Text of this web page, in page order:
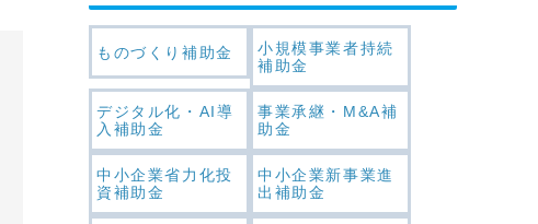
ものづくり補助金
小規模事業者持続
補助金
デジタル化・AI導
入補助金
事業承継・M&A補
助金
中小企業省力化投
資補助金
中小企業新事業進
出補助金